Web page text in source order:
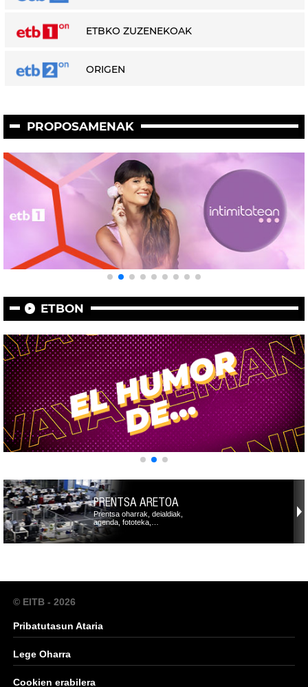
ETBKO ZUZENEKOAK
ORIGEN
PROPOSAMENAK
ETBON
PRENTSA ARETOA
Prentsa oharrak, deialdiak,
agenda, fototeka,…
© EITB - 2026
Pribatutasun Ataria
Lege Oharra
Cookien erabilera